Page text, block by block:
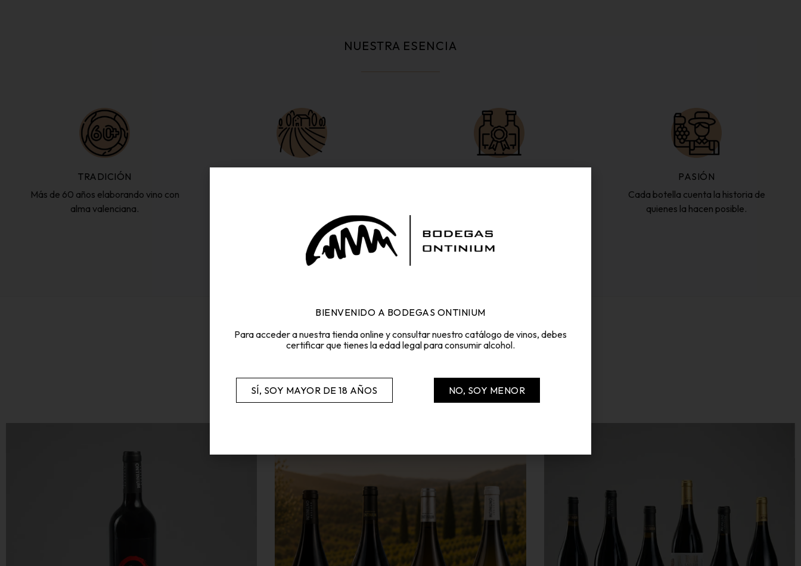
NUESTRA ESENCIA
TRADICIÓN
Más de 60 años elaborando vino con
alma valenciana.
PASIÓN
Cada botella cuenta la historia de
quienes la hacen posible.
BIENVENIDO A BODEGAS ONTINIUM
Para acceder a nuestra tienda online y consultar nuestro catálogo de vinos, debes
certificar que tienes la edad legal para consumir alcohol.
SÍ, SOY MAYOR DE 18 AÑOS NO, SOY MENOR